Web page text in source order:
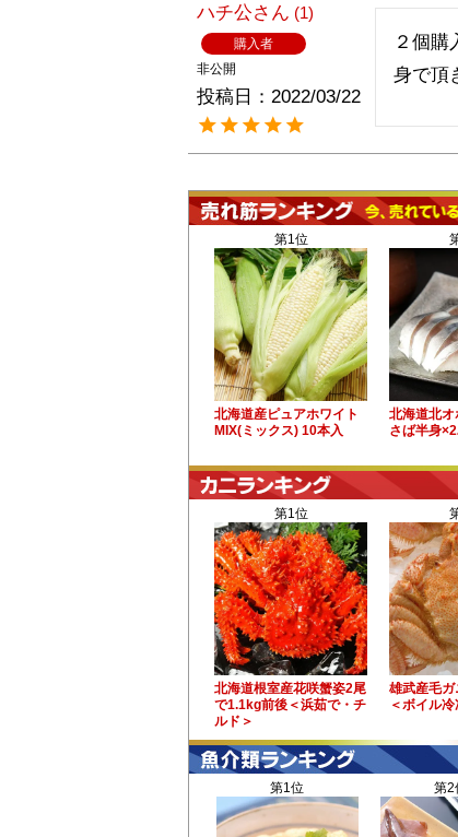
ハチ公 1
購入者
非公開
投稿日 2022/03/22
２個購
身で頂
第1位
北海道産ピュアホワイト
MIX(ミックス) 10本入
北海道北オ
さば半身
第1位
北海道根室産花咲蟹姿2尾
で1.1kg前後＜浜茹で・チ
ルド＞
雄武産毛
＜ボイル冷
第1位 第2